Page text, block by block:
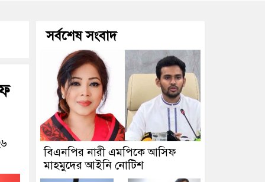
সর্বশেষ সংবাদ
বিএনপির নারী এমপিকে আসিফ
মাহমুদের আইনি নোটিশ